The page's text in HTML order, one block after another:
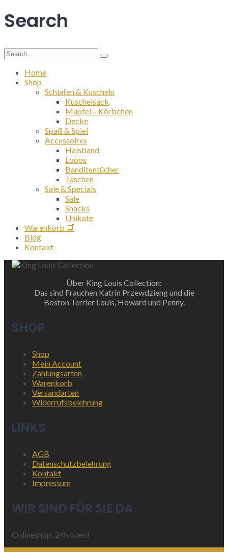
Search
Search
for:
Home
Shop
Schlafen & Kuscheln
Kuschelsack
Mupfel – Körbchen
Decke
Spaß & Spiel
Accessoires
Halsband
Loops
Banditentücher
Taschen
Sale & Specials
Sale
Snacks
Unikate
Warenkorb 🛒
Blog
Kontakt
Über King Louis Collection:
Das sind Frauchen Katrin Przewdzieng und die
Boston Terrier Louis, Howard und Penny.
SHOP
Shop
Mein Account
Zahlungsarten
Warenkorb
Versandarten
Widerrufsbelehrung
LINKS
AGB
Datenschutzbelehrung
Kontakt
Impressum
WIR SIND FÜR SIE DA
Onlineshop: 24h open!